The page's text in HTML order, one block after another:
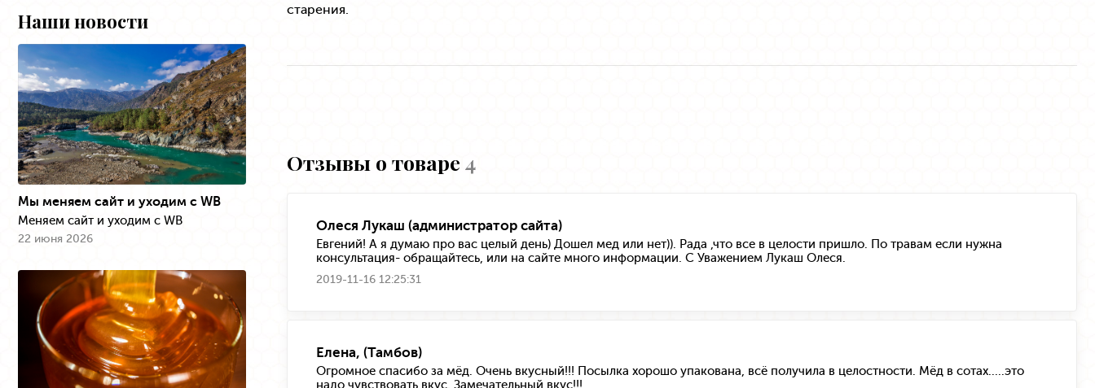
Наши новости
Мы меняем сайт и уходим с WB
Меняем сайт и уходим с WB
22 июня 2026
старения.
Отзывы о товаре 4
Олеся Лукаш (администратор сайта)
Евгений! А я думаю про вас целый день) Дошел мед или нет)). Рада ,что все в целости пришло. По травам если нужна
консультация- обращайтесь, или на сайте много информации. С Уважением Лукаш Олеся.
2019-11-16 12:25:31
Елена, (Тамбов)
Огромное спасибо за мёд. Очень вкусный!!! Посылка хорошо упакована, всё получила в целостности. Мёд в сотах.....это
надо чувствовать вкус. Замечательный вкус!!!